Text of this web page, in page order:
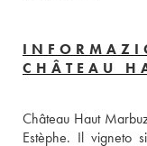
CHÂTEAU
Château Haut